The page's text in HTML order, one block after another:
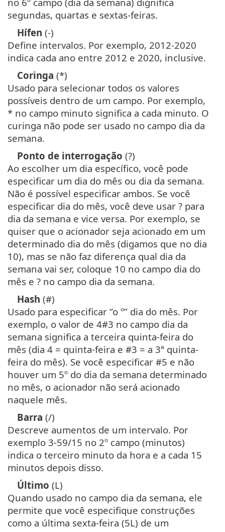
segundas, quartas e sextas-feiras.
Hífen (-)
Define intervalos. Por exemplo, 2012-2020
indica cada ano entre 2012 e 2020, inclusive.
Coringa (*)
Usado para selecionar todos os valores
possíveis dentro de um campo. Por exemplo,
* no campo minuto significa a cada minuto. O
curinga não pode ser usado no campo dia da
semana.
Ponto de interrogação (?)
Ao escolher um dia específico, você pode
especificar um dia do mês ou dia da semana.
Não é possível especificar ambos. Se você
especificar dia do mês, você deve usar ? para
dia da semana e vice versa. Por exemplo, se
quiser que o acionador seja acionado em um
determinado dia do mês (digamos que no dia
10), mas se não faz diferença qual dia da
semana vai ser, coloque 10 no campo dia do
mês e ? no campo dia da semana.
Hash (#)
Usado para especificar “o º” dia do mês. Por
exemplo, o valor de 4#3 no campo dia da
semana significa a terceira quinta-feira do
mês (dia 4 = quinta-feira e #3 = a 3ª quinta-
feira do mês). Se você especificar #5 e não
houver um 5º do dia da semana determinado
no mês, o acionador não será acionado
naquele mês.
Barra (/)
Descreve aumentos de um intervalo. Por
exemplo 3-59/15 no 2º campo (minutos)
indica o terceiro minuto da hora e a cada 15
minutos depois disso.
Último (L)
Quando usado no campo dia da semana, ele
permite que você especifique construções
como a última sexta-feira (5L) de um